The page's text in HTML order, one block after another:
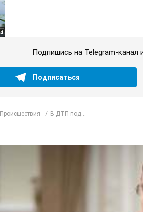
Подпишись на Telegram-
Подписаться
Происшествия В ДТП под...